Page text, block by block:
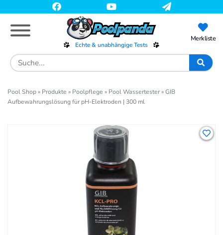
to
main
content
Echte & unabhängige Tests
Search
for:
Merkliste
Pool Shop» Produkte » Poolpflege » Pool Wassertester»GIB
Aufbewahrungslösung für pH-Elektroden | 300 ml